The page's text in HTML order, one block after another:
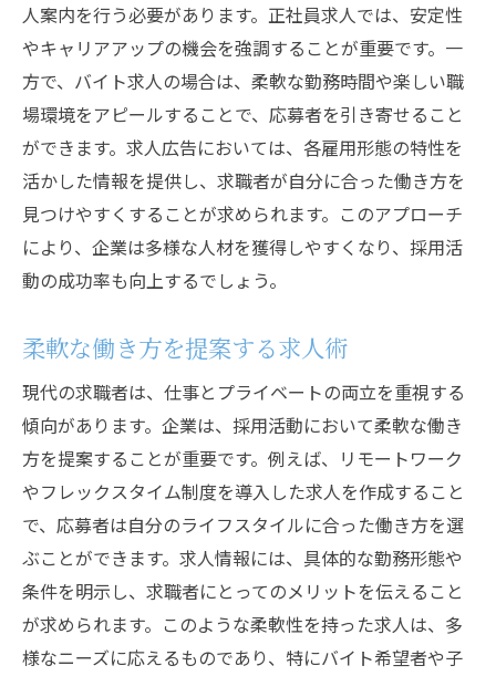
人案内を行う必要があります。正社員求人では、安定性
やキャリアアップの機会を強調することが重要です。一
方で、バイト求人の場合は、柔軟な勤務時間や楽しい職
場環境をアピールすることで、応募者を引き寄せること
ができます。求人広告においては、各雇用形態の特性を
活かした情報を提供し、求職者が自分に合った働き方を
見つけやすくすることが求められます。このアプローチ
により、企業は多様な人材を獲得しやすくなり、採用活
動の成功率も向上するでしょう。
柔軟な働き方を提案する求人術
現代の求職者は、仕事とプライベートの両立を重視する
傾向があります。企業は、採用活動において柔軟な働き
方を提案することが重要です。例えば、リモートワーク
やフレックスタイム制度を導入した求人を作成すること
で、応募者は自分のライフスタイルに合った働き方を選
ぶことができます。求人情報には、具体的な勤務形態や
条件を明示し、求職者にとってのメリットを伝えること
が求められます。このような柔軟性を持った求人は、多
様なニーズに応えるものであり、特にバイト希望者や子